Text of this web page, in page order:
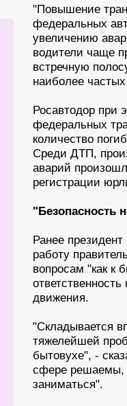
"Повышение
федеральных
увеличению
водители чаще
встречную
наиболее
Росавтодор при
федеральных
количество
Среди ДТП,
аварий
регистрации
"Безопасность
Ранее
работу
вопросам "как к
движения.
"Складывается
тяжелейшей
бытовухе", -
сфере решаемы,
заниматься".